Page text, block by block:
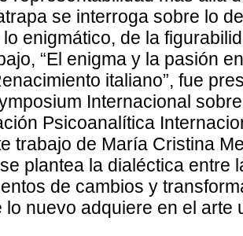
se interroga sobre lo
enigmático, de la
“El enigma y la pasión
italiano”, fue
Internacional
Psicoanalítica
trabajo de María Cristina
plantea la dialéctica entre
de cambios y
lo nuevo adquiere en el arte